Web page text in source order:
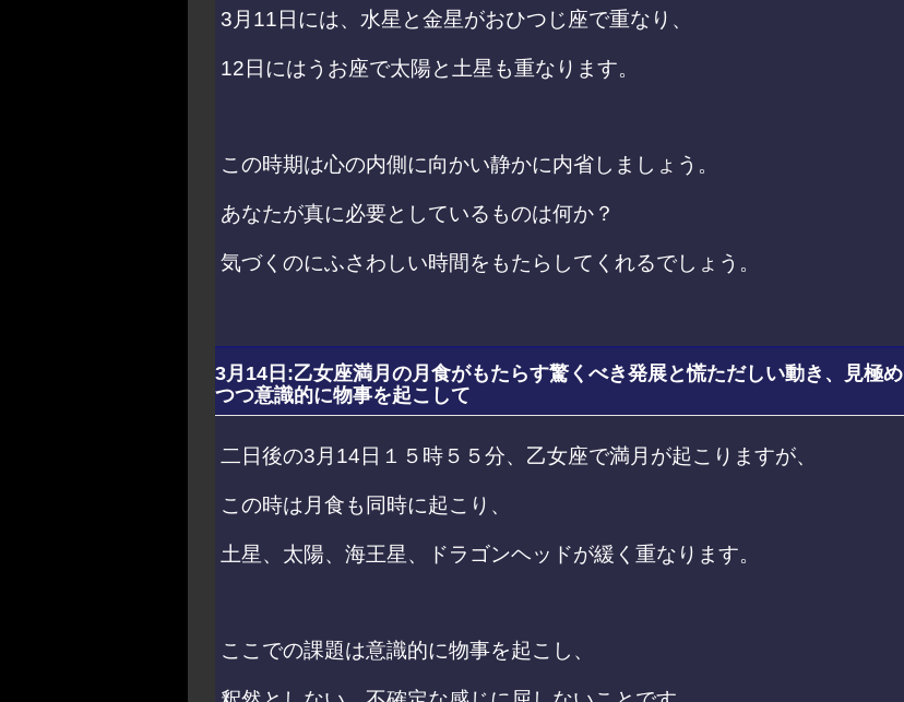
3月11日には、水星と金星がおひつじ座で重なり、
12日にはうお座で太陽と土星も重なります。
この時期は心の内側に向かい静かに内省しましょう。
あなたが真に必要としているものは何か？
気づくのにふさわしい時間をもたらしてくれるでしょう。
3月14日:乙女座満月の月食がもたらす驚くべき発展と慌ただしい動き、見極め
つつ意識的に物事を起こして
二日後の3月14日１５時５５分、乙女座で満月が起こりますが、
この時は月食も同時に起こり、
土星、太陽、海王星、ドラゴンヘッドが緩く重なります。
ここでの課題は意識的に物事を起こし、